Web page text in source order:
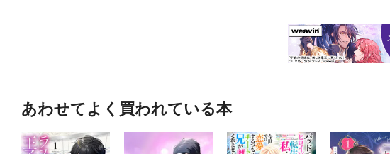
あわせてよく買われている本